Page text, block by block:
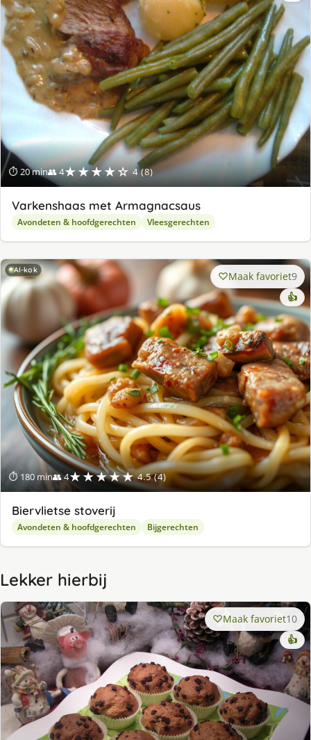
⏱ 20 min👥 4★★★★☆ 4 (8)
Varkenshaas met Armagnacsaus
Avondeten & hoofdgerechten Vleesgerechten
AI-kok
⏱ 180 min👥 4★★★★★ 4.5 (4)
Maak favoriet9
👍
Biervlietse stoverij
Avondeten & hoofdgerechten Bijgerechten
Lekker hierbij
Maak favoriet10
👍